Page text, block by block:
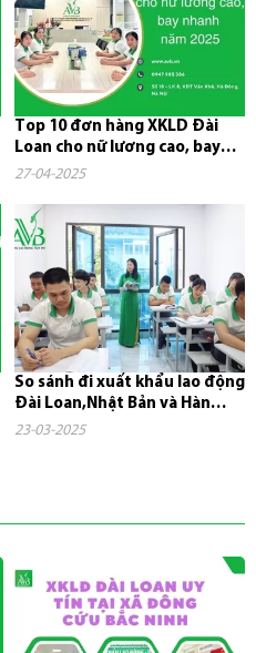
Top 10 đơn hàng XKLD Đài
Loan cho nữ lương cao, bay
nhanh năm 2025
27-04-2025
So sánh đi xuất khẩu lao động
Đài Loan,Nhật Bản và Hàn
Quốc
23-03-2025